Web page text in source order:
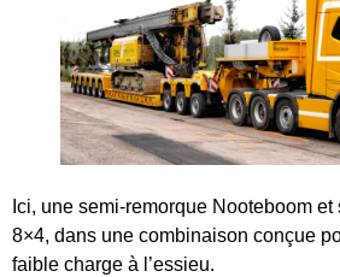
Ici, une semi-remorque Nooteboom et
8×4, dans une combinaison conçue
faible charge à l’essieu.